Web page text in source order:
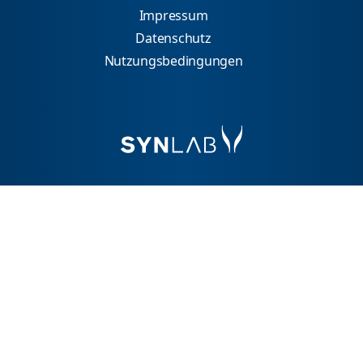
Impressum
Datenschutz
Nutzungsbedingungen